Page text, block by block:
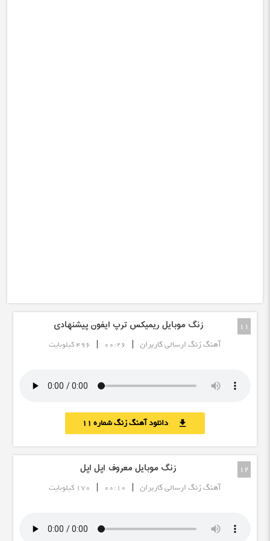
11 زنگ موبایل ریمیکس ترپ ایفون پیشنهادی
آهنگ زنگ ارسالی کاربران |
00:26
| 496 کیلوبایت
download دانلود آهنگ زنگ شماره 11
12 زنگ موبایل معروف اپل اپل
آهنگ زنگ ارسالی کاربران |
00:10
| 170 کیلوبایت